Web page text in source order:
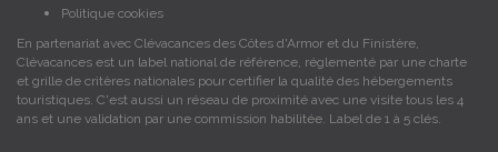
Politique cookies
En partenariat avec Clévacances des Côtes d'Armor et du Finistère,
Clévacances est un label national de référence, réglementé par une charte
et grille de critères nationales pour certifier la qualité des hébergements
touristiques. C'est aussi un réseau de proximité avec une visite tous les 4
ans et une validation par une commission habilitée. Label de 1 à 5 clés.